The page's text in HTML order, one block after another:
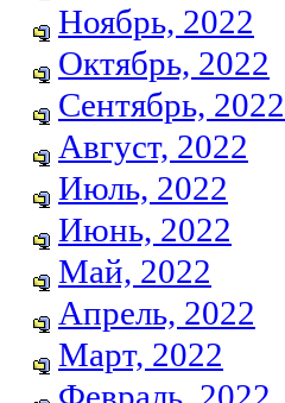
Ноябрь, 2022
Октябрь, 2022
Сентябрь, 2022
Август, 2022
Июль, 2022
Июнь, 2022
Май, 2022
Апрель, 2022
Март, 2022